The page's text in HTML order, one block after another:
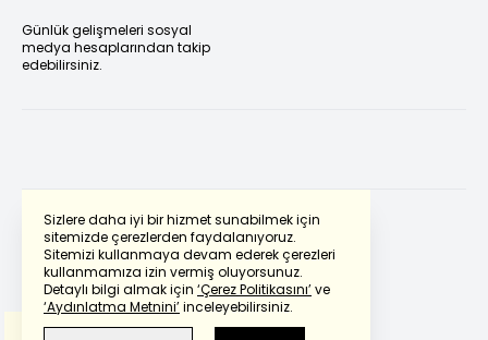
Sizlere daha iyi bir hizmet sunabilmek için
sitemizde çerezlerden faydalanıyoruz.
Sitemizi kullanmaya devam ederek çerezleri
kullanmamıza izin vermiş oluyorsunuz.
Detaylı bilgi almak için ‘Çerez Politikasını’ve
‘Aydınlatma Metnini’inceleyebilirsiniz.
Günlük gelişmeleri sosyal
medya hesaplarından takip
edebilirsiniz.
Powered by Translate
Bu çevirideGoogle Transletekullanılmıştır.